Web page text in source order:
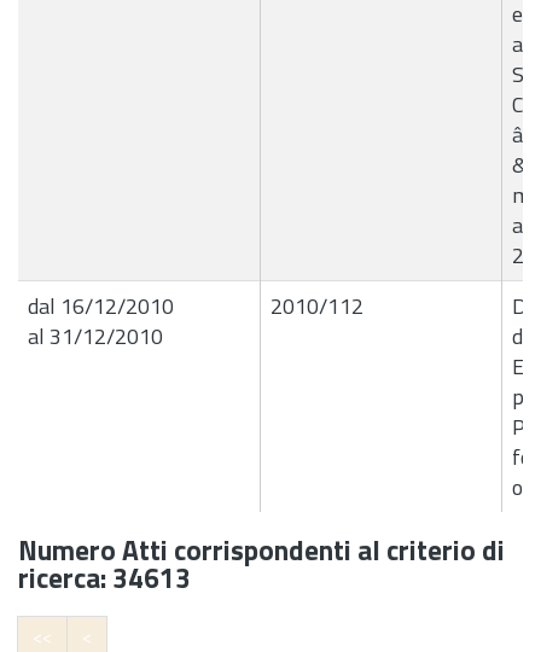
e
&
dal 16/12/2010
al 31/12/2010
2010/112
Numero Atti corrispondenti al criterio di
ricerca: 34613
<<
<